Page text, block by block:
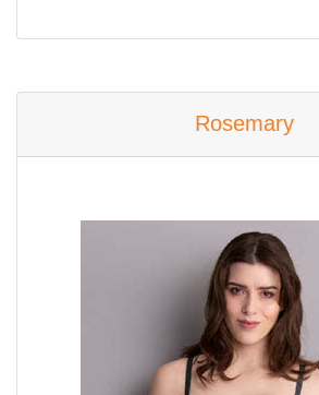
Rosemary